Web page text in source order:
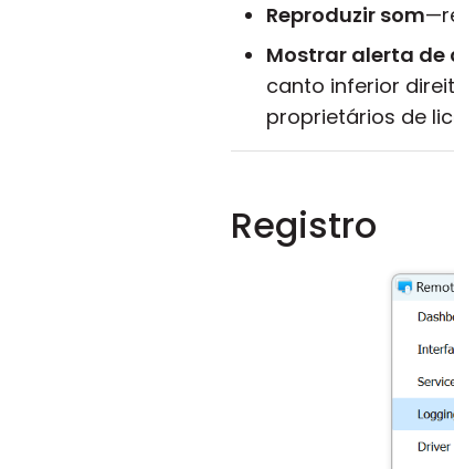
Reproduzir som
Mostrar alerta
canto inferior
proprietários de
Registro